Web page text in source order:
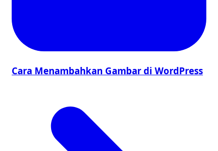
Cara Menambahkan Gambar di WordPress